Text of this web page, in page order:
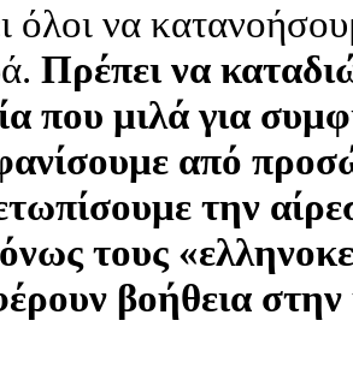
όλοι να
Πρέπει να
που μιλά για
από
την
τους
βοήθεια